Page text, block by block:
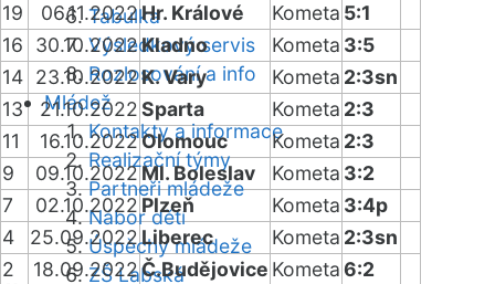
Tabulka
Výsledkový servis
Rozlosování a info
Mládež
Kontakty a informace
Realizační týmy
Partneři mládeže
Nábor dětí
Úspěchy mládeže
ZŠ Labská
19
06.11.2022Hr. Králové Kometa 5:1
16
30.10.2022Kladno Kometa 3:5
14 23.10.2022K. Vary Kometa 2:3sn
13
21.10.2022Sparta Kometa 2:3
11
16.10.2022Olomouc Kometa 2:3
9
09.10.2022Ml. Boleslav Kometa 3:2
7
02.10.2022 Plzeň Kometa 3:4p
4
25.09.2022Liberec Kometa 2:3sn
2
18.09.2022Č.Budějovice Kometa6:2